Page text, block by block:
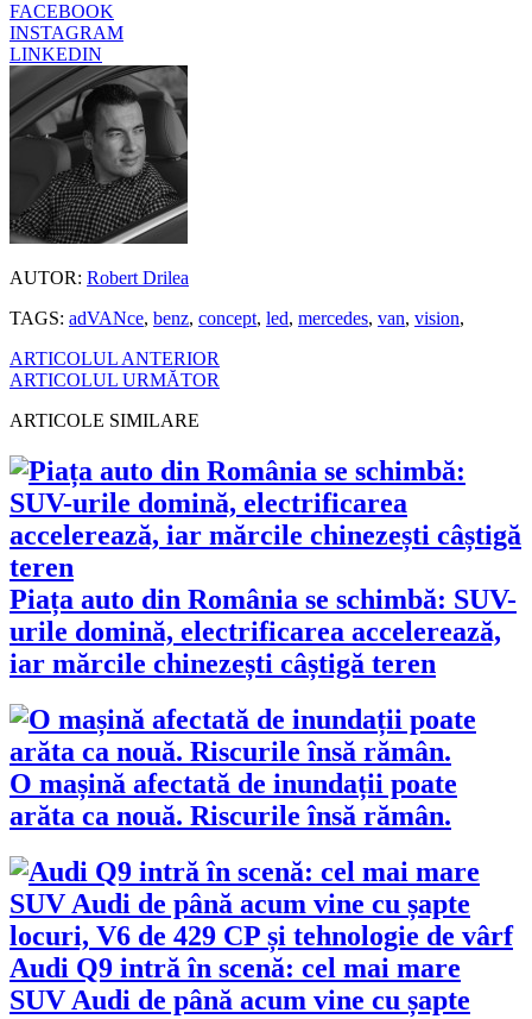
FACEBOOK
INSTAGRAM
LINKEDIN
AUTOR: Robert Drilea
TAGS: adVANce, benz, concept, led, mercedes, van, vision,
ARTICOLUL ANTERIOR
ARTICOLUL URMĂTOR
ARTICOLE SIMILARE
Piața auto din România se schimbă: SUV-
urile domină, electrificarea accelerează,
iar mărcile chinezești câștigă teren
O mașină afectată de inundații poate
arăta ca nouă. Riscurile însă rămân.
Audi Q9 intră în scenă: cel mai mare
SUV Audi de până acum vine cu șapte